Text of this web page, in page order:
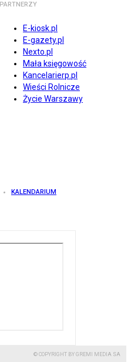
PARTNERZY
E-kiosk.pl
E-gazety.pl
Nexto.pl
Mała księgowość
Kancelarierp.pl
Wieści Rolnicze
Życie Warszawy
KALENDARIUM
© COPYRIGHT BY GREMI MEDIA SA